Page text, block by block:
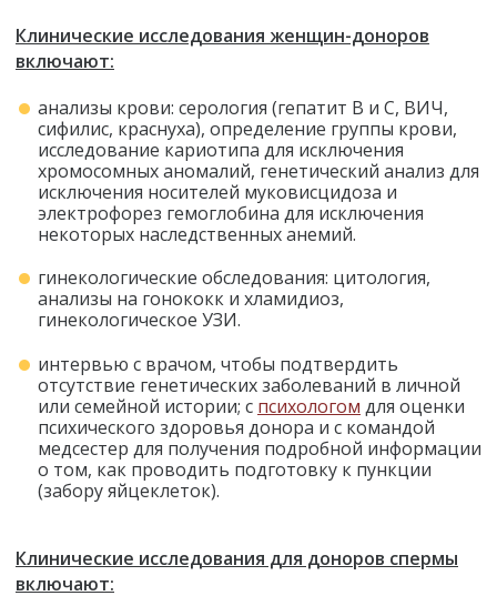
Клинические исследования женщин-доноров
включают:
анализы крови: серология (гепатит В и С, ВИЧ,
сифилис, краснуха), определение группы крови,
исследование кариотипа для исключения
хромосомных аномалий, генетический анализ для
исключения носителей муковисцидоза и
электрофорез гемоглобина для исключения
некоторых наследственных анемий.
гинекологические обследования: цитология,
анализы на гонококк и хламидиоз,
гинекологическое УЗИ.
интервью с врачом, чтобы подтвердить
отсутствие генетических заболеваний в личной
или семейной истории; с психологом для оценки
психического здоровья донора и с командой
медсестер для получения подробной информации
о том, как проводить подготовку к пункции
(забору яйцеклеток).
Клинические исследования для доноров спермы
включают: